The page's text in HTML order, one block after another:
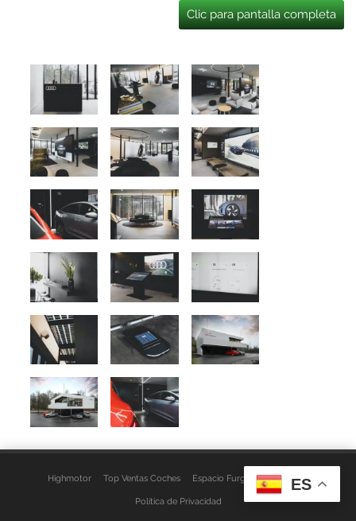
Clic para pantalla completa
Highmotor Top Ventas Coches Espacio Furgo Aviso Legal
Política de Privacidad
ES